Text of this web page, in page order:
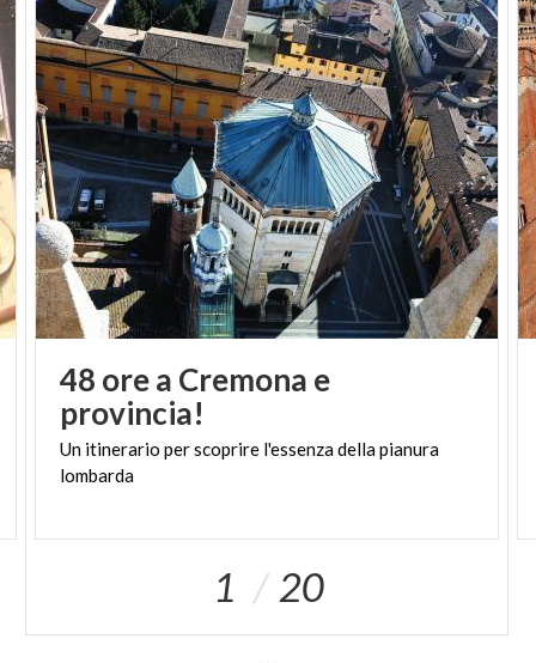
48 ore a Cremona e
provincia!
Un itinerario perscoprire l'essenzadellapianura
lombarda
1 20